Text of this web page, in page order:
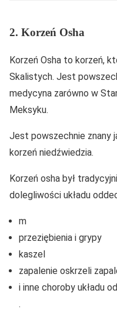
2. Korzeń Osha
Korzeń Osha to korzeń,
Skalistych. Jest
medycyna zarówno w
Meksyku.
Jest powszechnie znany
korzeń niedźwiedzia.
Korzeń osha był
dolegliwości układu
m
przeziębienia i grypy
kaszel
zapalenie oskrzeli
i inne choroby układu
.